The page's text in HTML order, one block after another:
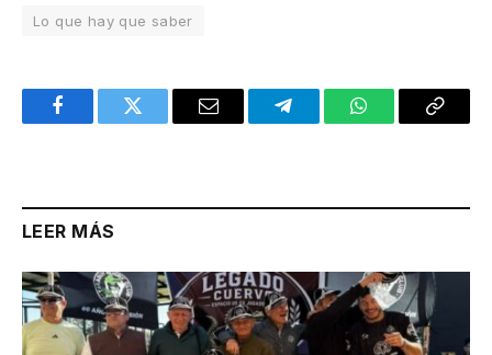
Lo que hay que saber
FacebookTwitter Email TelegramWhatsAppCopy
LEER MÁS